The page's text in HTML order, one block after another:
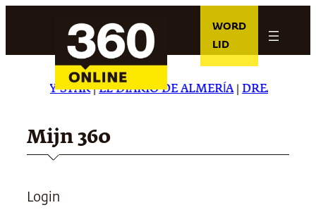
WORD
LID
DAILY STAR|EL DIARIO DE ALMERÍA| DREAMING
Mijn 360
Login